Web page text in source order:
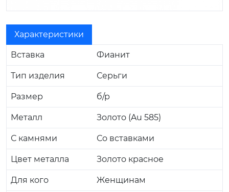
Характеристики
Вставка Фианит
Тип изделия Серьги
Размер б/р
Металл Золото (Au 585)
С камнями Со вставками
Цвет металла Золото красное
Для кого Женщинам